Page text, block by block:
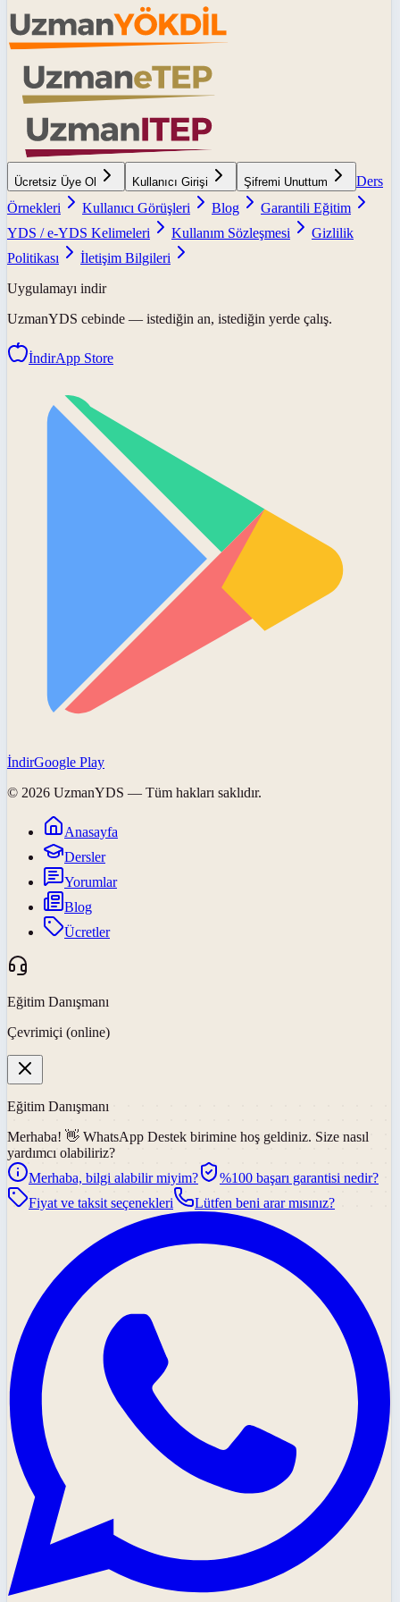
Ücretsiz Üye Ol Kullanıcı Girişi Şifremi Unuttum
Ders
Örnekleri
Kullanıcı Görüşleri Blog
Garantili Eğitim
YDS / e-YDS Kelimeleri
Kullanım Sözleşmesi
Gizlilik
Politikası
İletişim Bilgileri
Uygulamayı indir
UzmanYDS cebinde — istediğin an, istediğin yerde çalış.
İndirApp Store
İndirGoogle Play
© 2026 UzmanYDS — Tüm hakları saklıdır.
Anasayfa
Dersler
Yorumlar
Blog
Ücretler
Eğitim Danışmanı
Çevrimiçi (online)
Eğitim Danışmanı
Merhaba! 👋 WhatsApp Destek birimine hoş geldiniz. Size nasıl
yardımcı olabiliriz?
Merhaba, bilgi alabilir miyim?
%100 başarı garantisi nedir?
Fiyat ve taksit seçenekleri
Lütfen beni arar mısınız?